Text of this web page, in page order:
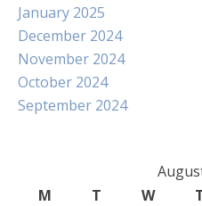
January 2025
December 2024
November 2024
October 2024
September 2024
M
T W